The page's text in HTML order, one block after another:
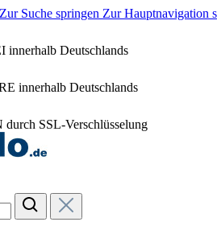
Zur Suche springen Zur Hauptnavigation
Deutschlands
innerhalb Deutschlands
SSL-Verschlüsselung